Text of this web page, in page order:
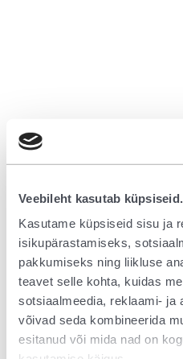
Veebileht kasutab küpsiseid.
Kasutame küpsiseid sisu ja
isikupärastamiseks,
pakkumiseks ning liikluse
teavet selle kohta, kuidas
sotsiaalmeedia, reklaami- ja
võivad seda kombineerida
esitanud või mida nad on
Application error: a client-side